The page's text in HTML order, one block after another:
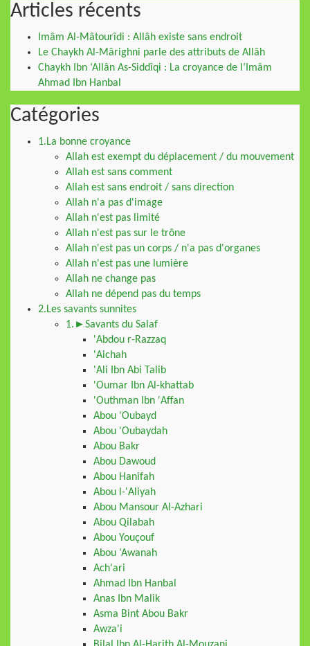
Articles récents
Imâm Al-Mâtourîdi : Allâh existe sans endroit
Le Chaykh Al-Mârighni parle des attributs de Allâh
Chaykh Ibn ‘Allân As-Siddîqi : La croyance de l’Imâm
Ahmad Ibn Hanbal
Catégories
1.La bonne croyance
Allah est exempt du déplacement / du mouvement
Allah est sans comment
Allah est sans endroit / sans direction
Allah n'a pas d'image
Allah n'est pas limité
Allah n'est pas sur le trône
Allah n'est pas un corps / n'a pas d'organes
Allah n'est pas une lumière
Allah ne change pas
Allah ne dépend pas du temps
2.Les savants sunnites
1.►Savants du Salaf
'Abdou r-Razzaq
'Aichah
'Ali Ibn Abi Talib
'Oumar Ibn Al-khattab
'Outhman Ibn 'Affan
Abou 'Oubayd
Abou 'Oubaydah
Abou Bakr
Abou Dawoud
Abou Hanifah
Abou l-'Aliyah
Abou Mansour Al-Azhari
Abou Qilabah
Abou Youçouf
Abou ‘Awanah
Ach'ari
Ahmad Ibn Hanbal
Anas Ibn Malik
Asma Bint Abou Bakr
Awza'i